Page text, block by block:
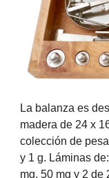
La balanza es
madera de 24 x
colección de
y 1 g. Láminas
mg, 50 mg y 2 de